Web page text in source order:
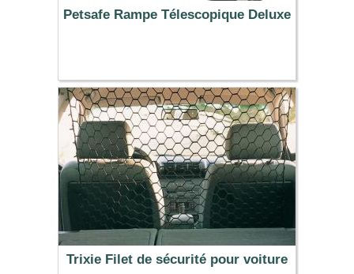
Petsafe Rampe Télescopique Deluxe
169.99 €
Trixie Filet de sécurité pour voiture